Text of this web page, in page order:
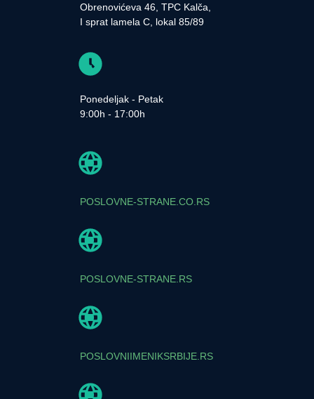
Obrenovićeva 46, TPC Kalča,
I sprat lamela C, lokal 85/89
Ponedeljak - Petak
9:00h - 17:00h
POSLOVNE-STRANE.CO.RS
POSLOVNE-STRANE.RS
POSLOVNIIMENIKSRBIJE.RS